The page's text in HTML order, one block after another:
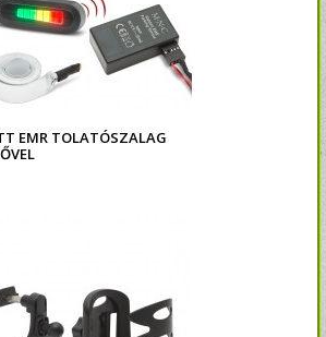
EMR TOLATÓSZALAG